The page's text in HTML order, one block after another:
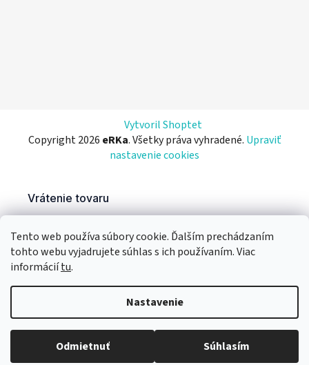
Tento web používa súbory cookie. Ďalším prechádzaním
tohto webu vyjadrujete súhlas s ich používaním. Viac
informáciítu.
Nastavenie
Odmietnuť Súhlasím
Vytvoril Shoptet
Copyright 2026 eRKa. Všetky práva vyhradené. Upraviť
nastavenie cookies